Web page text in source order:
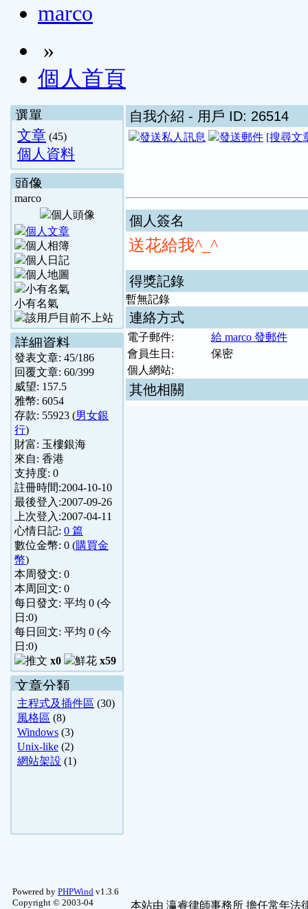
marco
»
個人首頁
選單
文章 (45)
個人資料
頭像
marco
小有名氣
詳細資料
發表文章: 45/186
回覆文章: 60/399
威望: 157.5
雅幣: 6054
存款: 55923 (男女銀
行)
財富: 玉樓銀海
來自: 香港
支持度: 0
註冊時間:2004-10-10
最後登入:2007-09-26
上次登入:2007-04-11
心情日記: 0 篇
數位金幣: 0 (購買金
幣)
本周發文: 0
本周回文: 0
每日發文: 平均 0 (今
日:0)
每日回文: 平均 0 (今
日:0)
x0
x59
文章分類
主程式及插件區 (30)
風格區 (8)
Windows (3)
Unix-like (2)
網站架設 (1)
自我介紹 - 用戶 ID: 26514
[搜尋文
個人簽名
送花給我^_^
得獎記錄
暫無記錄
連絡方式
電子郵件:
給 marco 發郵件
會員生日:
保密
個人網站:
其他相關
Powered by PHPWind v1.3.6
Copyright © 2003-04
本站由 瀛睿律師事務所 擔任常年法